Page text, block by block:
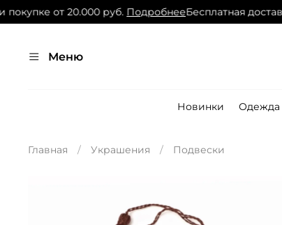
от 20.000 руб.ПодробнееБесплатная
Меню
Новинки Одежда
Главная Украшения Подвески